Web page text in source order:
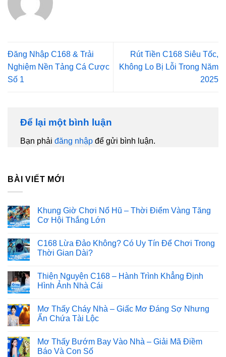
Đăng Nhập C168 & Trải
Nghiệm Nền Tảng Cá Cược
Số 1
Rút Tiền C168 Siêu Tốc,
Không Lo Bị Lỗi Trong Năm
2025
Để lại một bình luận
Bạn phải đăng nhập để gửi bình luận.
BÀI VIẾT MỚI
Khung Giờ Chơi Nổ Hũ – Thời Điểm Vàng Tăng
Cơ Hội Thắng Lớn
C168 Lừa Đảo Không? Có Uy Tín Để Chơi Trong
Thời Gian Dài?
Thiện Nguyện C168 – Hành Trình Khẳng Định
Hình Ảnh Nhà Cái
Mơ Thấy Cháy Nhà – Giấc Mơ Đáng Sợ Nhưng
Ẩn Chứa Tài Lộc
Mơ Thấy Bướm Bay Vào Nhà – Giải Mã Điềm
Báo Và Con Số